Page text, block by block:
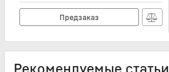
Предзаказ
Рекомендуемые статьи